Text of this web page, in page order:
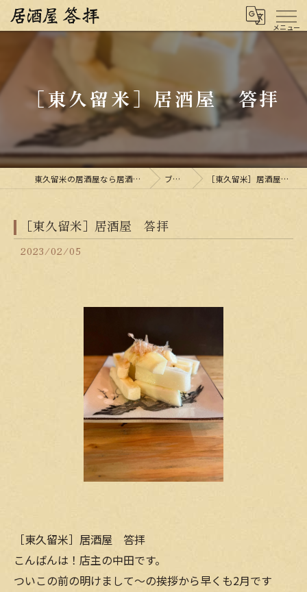
［東久留米］居酒屋 答拝
東久留米の居酒屋なら居酒屋 答拝 ブログ ［東久留米］居酒屋 答拝
［東久留米］居酒屋 答拝
2023/02/05
［東久留米］居酒屋 答拝
こんばんは！店主の中田です。
ついこの前の明けまして〜の挨拶から早くも2月です